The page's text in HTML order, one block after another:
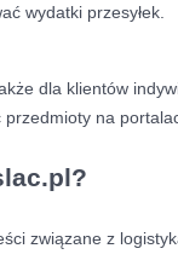
wydatki przesyłek.
dla klientów
na
związane z